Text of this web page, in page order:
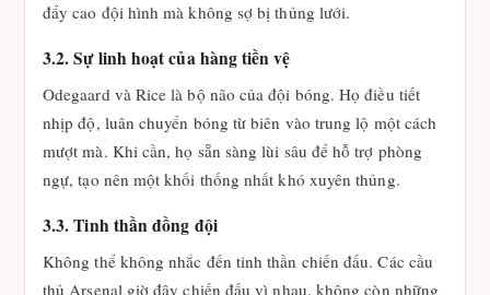
đẩy cao đội hình mà không sợ bị thủng lưới.
3.2. Sự linh hoạt của hàng tiền vệ
Odegaard và Rice là bộ não của đội bóng. Họ điều tiết
nhịp độ, luân chuyển bóng từ biên vào trung lộ một cách
mượt mà. Khi cần, họ sẵn sàng lùi sâu để hỗ trợ phòng
ngự, tạo nên một khối thống nhất khó xuyên thủng.
3.3. Tinh thần đồng đội
Không thể không nhắc đến tinh thần chiến đấu. Các cầu
thủ Arsenal giờ đây chiến đấu vì nhau, không còn những